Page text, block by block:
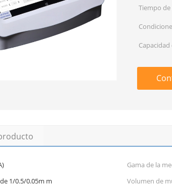
Tiempo
Gama de la
proteína:
1/0.5/0.05m m Volumen de